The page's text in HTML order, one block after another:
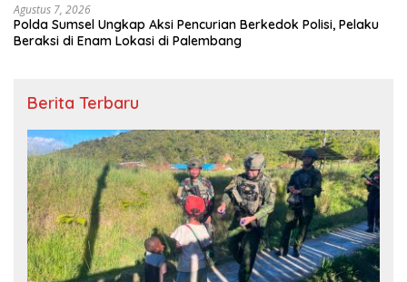
Agustus 7, 2026
Polda Sumsel Ungkap Aksi Pencurian Berkedok Polisi, Pelaku
Beraksi di Enam Lokasi di Palembang
Berita Terbaru